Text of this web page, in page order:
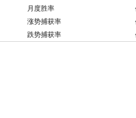
月度胜率
涨势捕获率
跌势捕获率